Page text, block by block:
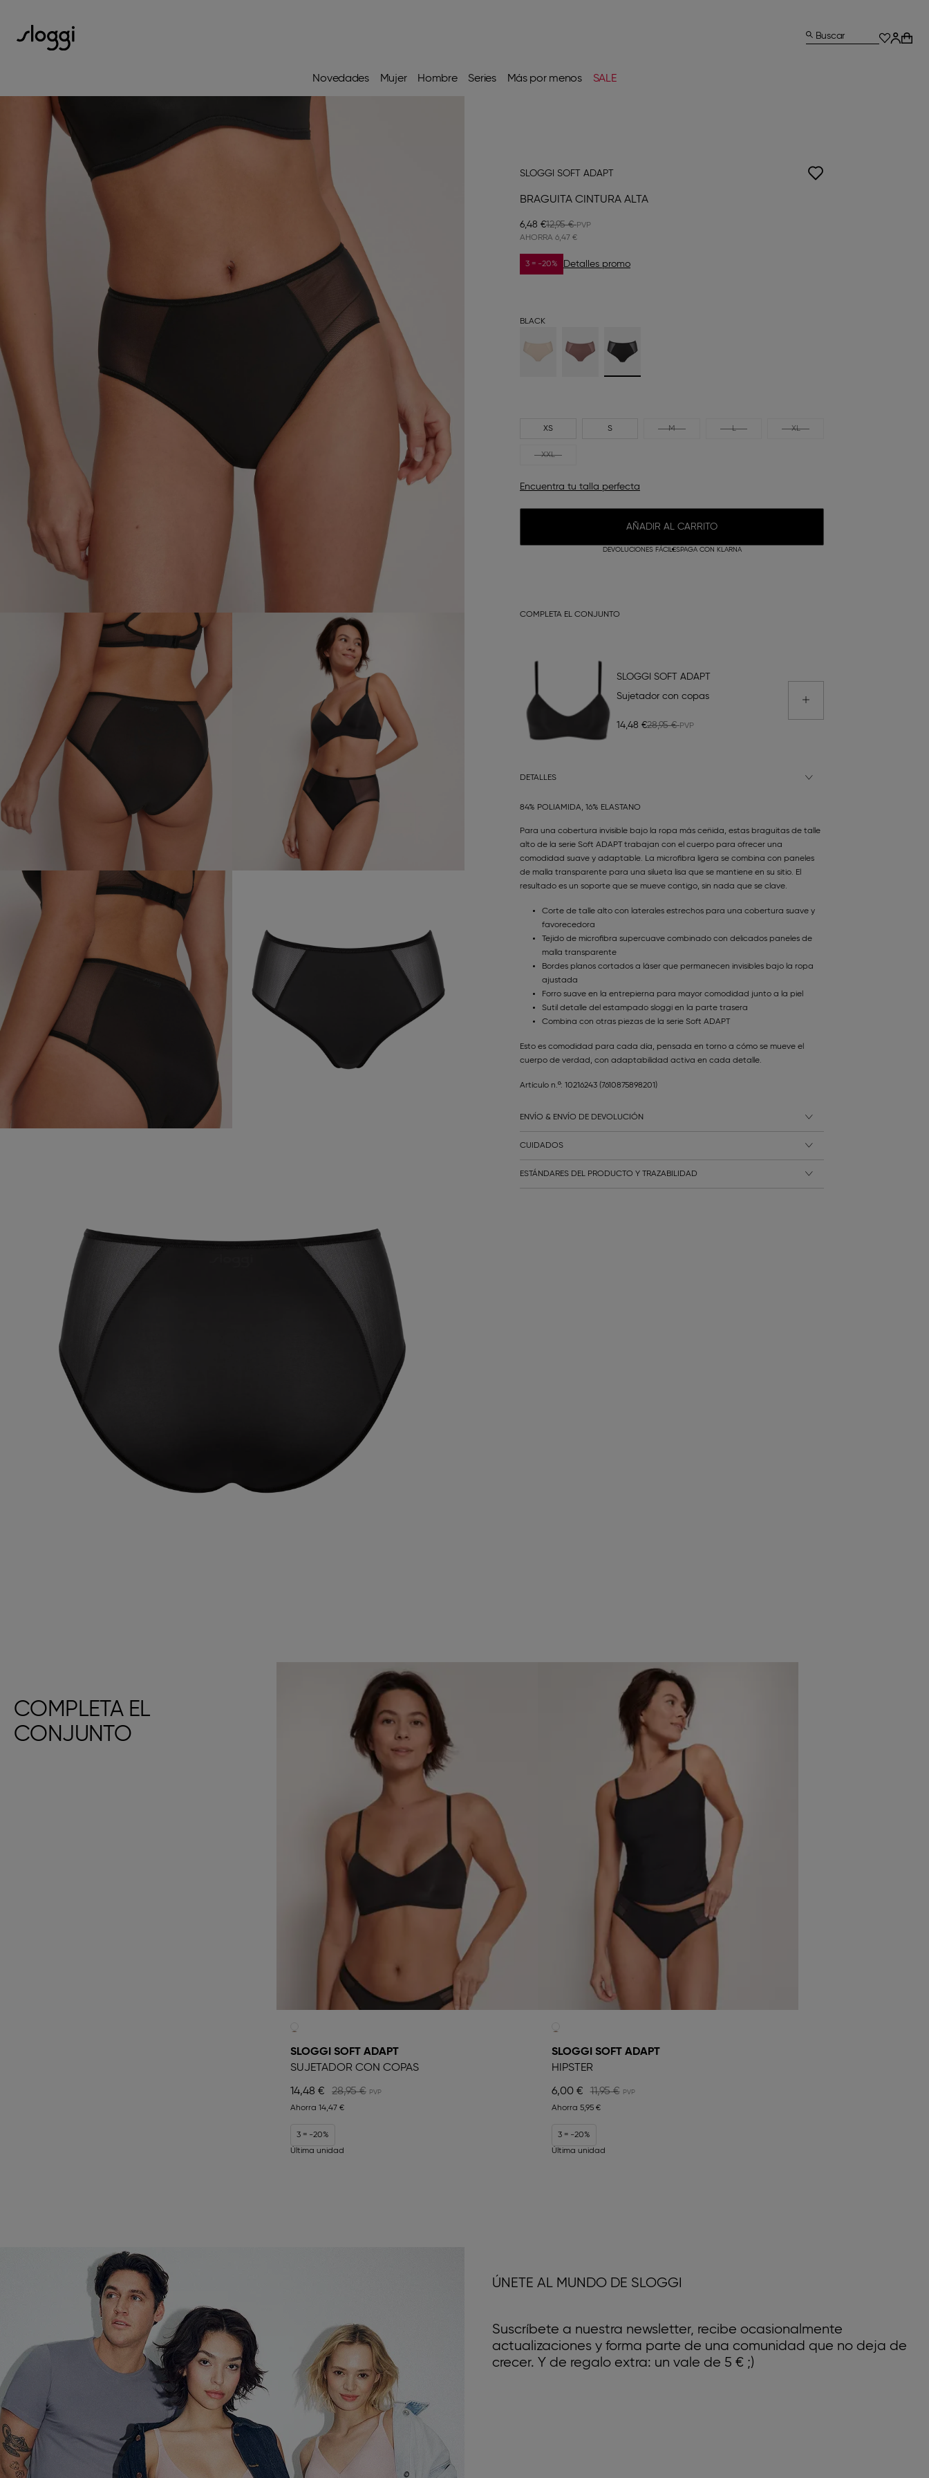
Novedades Mujer Hombre Series Más por menos SALE
Buscar
SLOGGI SOFT ADAPT
BRAGUITA CINTURA ALTA
6,48 €12,95 €
AHORRA 6,47 €
3 = -20% Detalles promo
BLACK
XS S M L XL
XXL
Encuentra tu talla perfecta
AÑADIR AL CARRITO
DEVOLUCIONES FÁCILESPAGA CON KLARNA
COMPLETA EL CONJUNTO
SLOGGI SOFT ADAPT
Sujetador con copas
14,48 €28,95 €
DETALLES
84% POLIAMIDA, 16% ELASTANO
Para una cobertura invisible bajo la ropa más ceñida, estas braguitas de talle
alto de la serie Soft ADAPT trabajan con el cuerpo para ofrecer una
comodidad suave y adaptable. La microfibra ligera se combina con paneles
de malla transparente para una silueta lisa que se mantiene en su sitio. El
resultado es un soporte que se mueve contigo, sin nada que se clave.
Corte de talle alto con laterales estrechos para una cobertura suave y
favorecedora
Tejido de microfibra superсuave combinado con delicados paneles de
malla transparente
Bordes planos cortados a láser que permanecen invisibles bajo la ropa
ajustada
Forro suave en la entrepierna para mayor comodidad junto a la piel
Sutil detalle del estampado sloggi en la parte trasera
Combina con otras piezas de la serie Soft ADAPT
Esto es comodidad para cada día, pensada en torno a cómo se mueve el
cuerpo de verdad, con adaptabilidad activa en cada detalle.
Artículo n.º: 10216243 (7610875898201)
ENVÍO & ENVÍO DE DEVOLUCIÓN
CUIDADOS
ESTÁNDARES DEL PRODUCTO Y TRAZABILIDAD
COMPLETA EL
CONJUNTO
SLOGGI SOFT ADAPT
SUJETADOR CON COPAS
14,48 € 28,95 €
Ahorra 14,47 €
3 = -20%
Última unidad
SLOGGI SOFT ADAPT
HIPSTER
6,00 € 11,95 €
Ahorra 5,95 €
3 = -20%
Última unidad
ÚNETE AL MUNDO DE SLOGGI
Suscríbete a nuestra newsletter, recibe ocasionalmente
actualizaciones y forma parte de una comunidad que no deja de
crecer. Y de regalo extra: un vale de 5 € ;)